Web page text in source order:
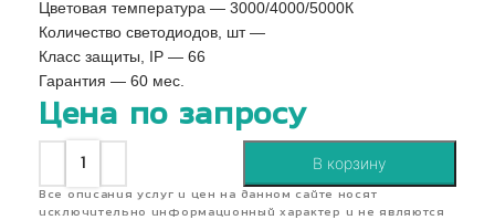
Цветовая температура — 3000/4000/5000К
Количество светодиодов, шт —
Класс защиты, IP — 66
Гарантия — 60 мес.
Цена по запросу
В корзину
Все описания услуг и цен на данном сайте носят
исключительно информационный характер и не являются